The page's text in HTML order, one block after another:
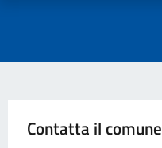
Contatta il comune